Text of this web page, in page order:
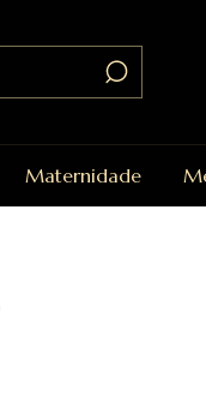
Maternidade